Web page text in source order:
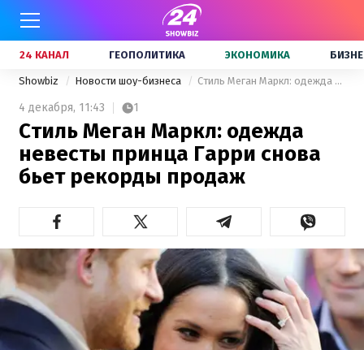
24 КАНАЛ ГЕОПОЛИТИКА ЭКОНОМИКА
Showbiz Новости шоу-бизнеса Стиль Меган Маркл: одежда невесты принца Гарри снова бьет рекорды продаж
4 декабря, 11:43 1
Стиль Меган Маркл: одежда
невесты принца Гарри снова
бьет рекорды продаж